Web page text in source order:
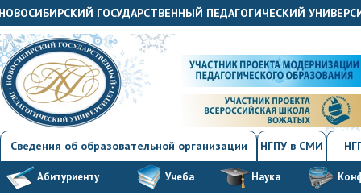
ГОСУДАРСТВЕННЫЙ ПЕДАГОГИЧЕСКИЙ
Сведения об образовательной организации НГПУ в СМИ
Абитуриенту Учеба Наука